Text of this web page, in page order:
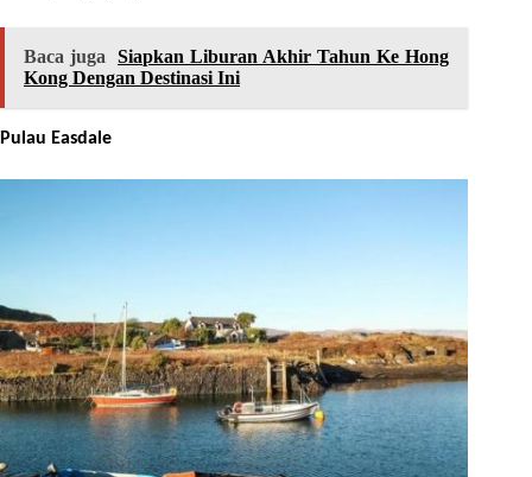
Baca juga Siapkan Liburan Akhir Tahun Ke Hong
Kong Dengan Destinasi Ini
Pulau Easdale